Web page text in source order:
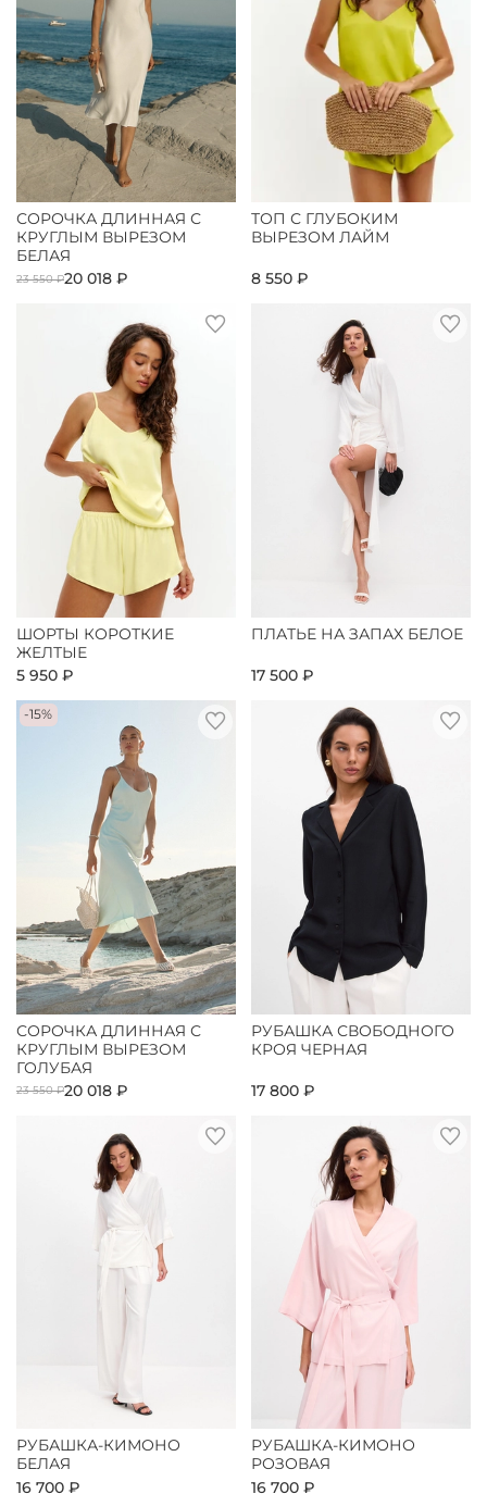
СОРОЧКА ДЛИННАЯ С
КРУГЛЫМ ВЫРЕЗОМ
БЕЛАЯ
23 550 ₽20 018 ₽
ТОП С ГЛУБОКИМ
ВЫРЕЗОМ ЛАЙМ
8 550 ₽
ШОРТЫ КОРОТКИЕ
ЖЕЛТЫЕ
5 950 ₽
ПЛАТЬЕ НА ЗАПАХ БЕЛОЕ
17 500 ₽
-15%
СОРОЧКА ДЛИННАЯ С
КРУГЛЫМ ВЫРЕЗОМ
ГОЛУБАЯ
23 550 ₽20 018 ₽
РУБАШКА СВОБОДНОГО
КРОЯ ЧЕРНАЯ
17 800 ₽
РУБАШКА-КИМОНО
БЕЛАЯ
16 700 ₽
РУБАШКА-КИМОНО
РОЗОВАЯ
16 700 ₽